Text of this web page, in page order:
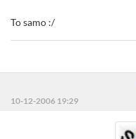
To samo :/
10-12-2006 19:29